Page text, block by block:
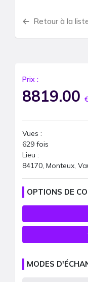
Retour à la
Prix :
8819.00
Vues :
629 fois
Lieu :
84170, Monteux,
OPTIONS DE
MODES